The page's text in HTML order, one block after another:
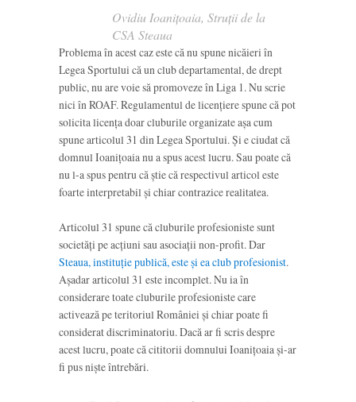
Ovidiu Ioanițoaia, Struții de la
CSA Steaua
Problema în acest caz este că nu spune nicăieri în
Legea Sportului că un club departamental, de drept
public, nu are voie să promoveze în Liga 1. Nu scrie
nici în ROAF. Regulamentul de licențiere spune că pot
solicita licența doar cluburile organizate așa cum
spune articolul 31 din Legea Sportului. Și e ciudat că
domnul Ioanițoaia nu a spus acest lucru. Sau poate că
nu l-a spus pentru că știe că respectivul articol este
foarte interpretabil și chiar contrazice realitatea.
Articolul 31 spune că cluburile profesioniste sunt
societăți pe acțiuni sau asociații non-profit. Dar
Steaua, instituție publică, este și ea club profesionist.
Așadar articolul 31 este incomplet. Nu ia în
considerare toate cluburile profesioniste care
activează pe teritoriul României și chiar poate fi
considerat discriminatoriu. Dacă ar fi scris despre
acest lucru, poate că cititorii domnului Ioanițoaia și-ar
fi pus niște întrebări.